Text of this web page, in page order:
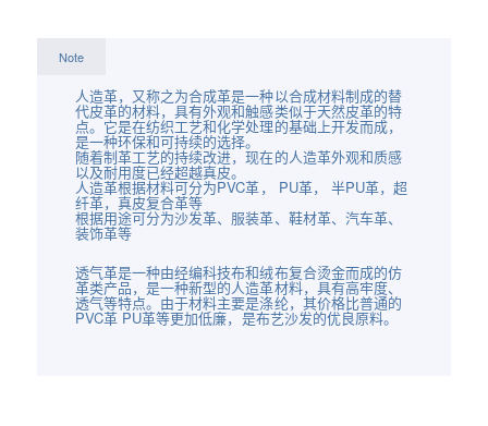
Note
人造革，又称之为合成革是一种以合成材料制成的替
代皮革的材料，具有外观和触感类似于天然皮革的特
点。它是在纺织工艺和化学处理的基础上开发而成，
是一种环保和可持续的选择。
随着制革工艺的持续改进，现在的人造革外观和质感
以及耐用度已经超越真皮。
人造革根据材料可分为PVC革， PU革， 半PU革，超
纤革，真皮复合革等
根据用途可分为沙发革、服装革、鞋材革、汽车革、
装饰革等
透气革是一种由经编科技布和绒布复合烫金而成的仿
革类产品，是一种新型的人造革材料，具有高牢度、
透气等特点。由于材料主要是涤纶，其价格比普通的
PVC革 PU革等更加低廉，是布艺沙发的优良原料。